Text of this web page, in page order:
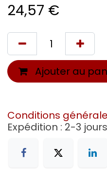
24,57 €
Ajouter au
Conditions
Expédition : 2-3